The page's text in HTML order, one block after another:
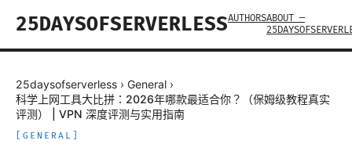
25DAYSOFSERVERLESSAUTHORSABOUT —
25daysofserverless › General ›
科学上网工具大比拼：2026年哪款最适合你？（保姆级教程真实
评测） | VPN 深度评测与实用指南
GENERAL